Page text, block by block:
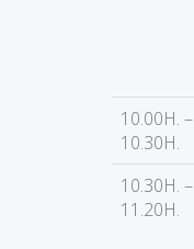
10.00H. –
10.30H.
10.30H. –
11.20H.